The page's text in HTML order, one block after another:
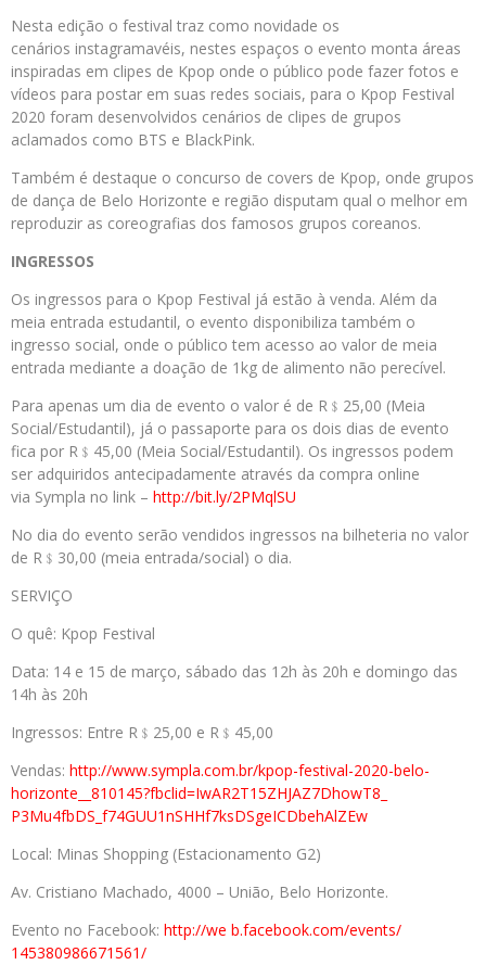
Nesta edição o festival traz como novidade os
cenários instagramavéis, nestes espaços o evento monta áreas
inspiradas em clipes de Kpop onde o público pode fazer fotos e
vídeos para postar em suas redes sociais, para o Kpop Festival
2020 foram desenvolvidos cenários de clipes de grupos
aclamados como BTS e BlackPink.
Também é destaque o concurso de covers de Kpop, onde grupos
de dança de Belo Horizonte e região disputam qual o melhor em
reproduzir as coreografias dos famosos grupos coreanos.
INGRESSOS
Os ingressos para o Kpop Festival já estão à venda. Além da
meia entrada estudantil, o evento disponibiliza também o
ingresso social, onde o público tem acesso ao valor de meia
entrada mediante a doação de 1kg de alimento não perecível.
Para apenas um dia de evento o valor é de R﹩25,00 (Meia
Social/Estudantil), já o passaporte para os dois dias de evento
fica por R﹩45,00 (Meia Social/Estudantil). Os ingressos podem
ser adquiridos antecipadamente através da compra online
via Sympla no link – http://bit.ly/2PMqlSU
No dia do evento serão vendidos ingressos na bilheteria no valor
de R﹩30,00 (meia entrada/social) o dia.
SERVIÇO
O quê: Kpop Festival
Data: 14 e 15 de março, sábado das 12h às 20h e domingo das
14h às 20h
Ingressos: Entre R﹩25,00 e R﹩45,00
Vendas: http://www.sympla.com.br/kpop-festival-2020-belo-
horizonte__ 810145?fbclid=IwAR2T15ZHJAZ7DhowT8_
P3Mu4fbDS_ f74GUU1nSHHf7ksDSgeICDbehAlZEw
Local: Minas Shopping (Estacionamento G2)
Av. Cristiano Machado, 4000 – União, Belo Horizonte.
Evento no Facebook: http://we b.facebook.com/events/
145380986671561/